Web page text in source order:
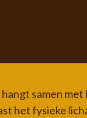
samen met
het fysieke